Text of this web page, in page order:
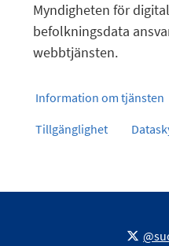
Myndigheten för
befolkningsdata
webbtjänsten.
Information om tjänsten
Tillgänglighet